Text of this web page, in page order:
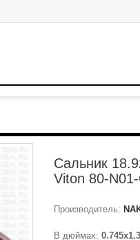
Сальник
Viton 80-
Производитель:
В дюймах: